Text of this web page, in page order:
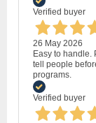
Verified buyer
26 May 2026
Easy to handle.
tell people
programs.
Verified buyer